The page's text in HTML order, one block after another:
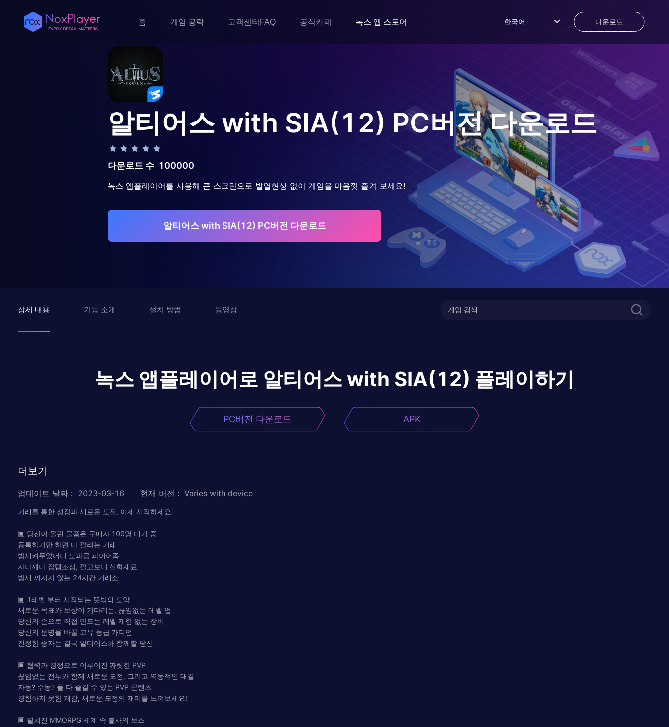
홈 게임 공략 고객센터FAQ 공식카페 녹스 앱 스토어 한국어 다운로드
알티어스 with SIA(12) PC버전 다운로드
다운로드 수 100000
녹스 앱플레이어를 사용해 큰 스크린으로 발열현상 없이 게임을 마음껏 즐겨 보세요!
알티어스 with SIA(12) PC버전 다운로드
상세 내용 기능 소개 설치 방법 동영상
녹스 앱플레이어로 알티어스 with SIA(12) 플레이하기
PC버전 다운로드 APK
더보기
업데이트 날짜 : 2023-03-16 현재 버전 : Varies with device
거래를 통한 성장과 새로운 도전, 이제 시작하세요.
▣ 당신이 올린 물품은 구매자 100명 대기 중
등록하기만 하면 다 팔리는 거래
밤새켜두었더니 노과금 파이어족
자나깨나 잡템조심, 팔고보니 신화재료
밤새 꺼지지 않는 24시간 거래소
▣ 1레벨 부터 시작되는 뜻밖의 도약
새로운 목표와 보상이 기다리는, 끊임없는 레벨 업
당신의 손으로 직접 만드는 레벨 제한 없는 장비
당신의 운명을 바꿀 고유 등급 가디언
진정한 승자는 결국 알티어스와 함께할 당신
▣ 협력과 경쟁으로 이루어진 짜릿한 PVP
끊임없는 전투와 함께 새로운 도전, 그리고 역동적인 대결
자동? 수동? 둘 다 즐길 수 있는 PVP 콘텐츠
경험하지 못한 쾌감, 새로운 도전의 재미를 느껴보세요!
▣ 펼쳐진 MMORPG 세계 속 불사의 보스